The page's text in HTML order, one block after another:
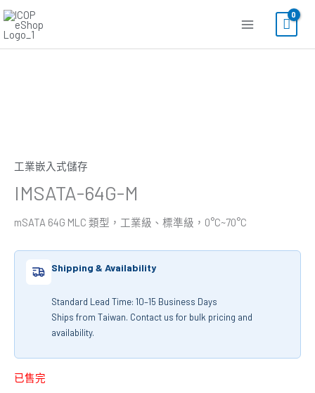
跳
主
工業嵌入式儲存
IMSATA-64G-M
mSATA 64G MLC 類型，工業級、標準級，0°C~70°C
Shipping & Availability
Standard Lead Time: 10–15 Business Days
Ships from Taiwan. Contact us for bulk pricing and
availability.
已售完